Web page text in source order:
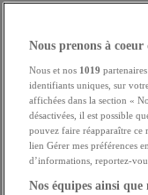
Nous prenons à coeur
Nous et nos 1019
identifiants uniques, sur
affichées dans la section «
désactivées, il est possible
pouvez faire réapparaître
lien Gérer mes préférences
d’informations, reportez-
Nos équipes ainsi